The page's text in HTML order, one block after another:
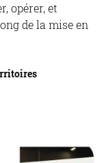
opérer, et
de la mise en